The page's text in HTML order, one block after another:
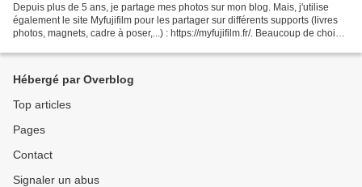
Depuis plus de 5 ans, je partage mes photos sur mon blog. Mais, j'utilise
également le site Myfujifilm pour les partager sur différents supports (livres
photos, magnets, cadre à poser,...) : https://myfujifilm.fr/. Beaucoup de choix
Hébergé par Overblog
Top articles
Pages
Contact
Signaler un abus